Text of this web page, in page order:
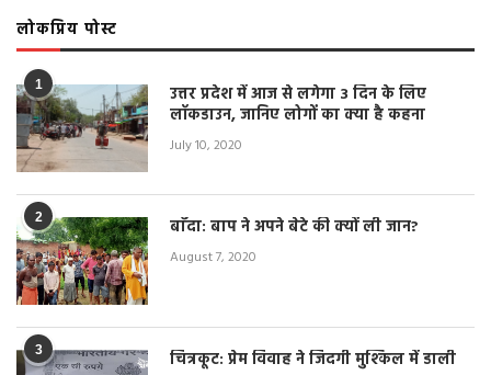
लोकप्रिय पोस्ट
1
उत्तर प्रदेश में आज से लगेगा 3 दिन के लिए
लॉकडाउन, जानिए लोगों का क्या है कहना
July 10, 2020
2 बाँदा: बाप ने अपने बेटे की क्यों ली जान?
August 7, 2020
3 चित्रकूट: प्रेम विवाह ने जिंदगी मुश्किल में डाली